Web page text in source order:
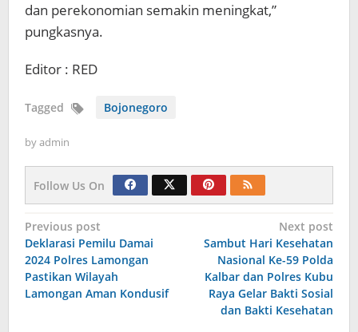
dan perekonomian semakin meningkat,”
pungkasnya.
Editor : RED
Tagged Bojonegoro
byadmin
Follow Us On
Navigasi
pos
Previous post
Deklarasi Pemilu Damai
2024 Polres Lamongan
Pastikan Wilayah
Lamongan Aman Kondusif
Next post
Sambut Hari Kesehatan
Nasional Ke-59 Polda
Kalbar dan Polres Kubu
Raya Gelar Bakti Sosial
dan Bakti Kesehatan